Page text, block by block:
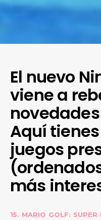
El nuevo
viene a
Aquí
juegos
más
15. MARIO GOLF: SUPER